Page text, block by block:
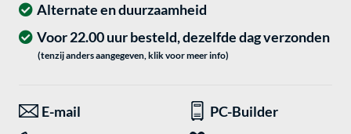
Alternate en duurzaamheid
Voor 22.00 uur besteld, dezelfde dag verzonden
(tenzij anders aangegeven, klik voor meer info)
E-mail
PC-Builder